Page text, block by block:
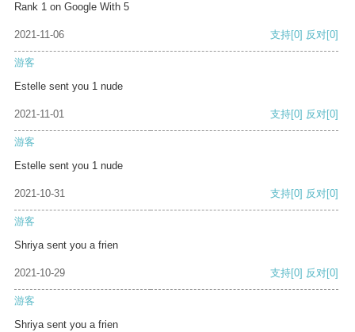
Rank 1 on Google With 5
2021-11-06 支持[0] 反对[0]
游客
Estelle sent you 1 nude
2021-11-01 支持[0] 反对[0]
游客
Estelle sent you 1 nude
2021-10-31 支持[0] 反对[0]
游客
Shriya sent you a frien
2021-10-29 支持[0] 反对[0]
游客
Shriya sent you a frien